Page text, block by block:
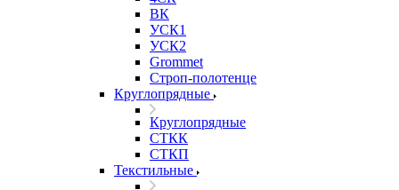
ВК
УСК1
УСК2
Grommet
Строп-полотенце
Круглопрядные
Круглопрядные
СТКК
СТКП
Текстильные